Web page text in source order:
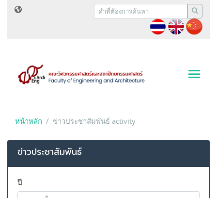
หน้าหลัก ข่าวประชาสัมพันธ์ activity
ข่าวประชาสัมพันธ์
ปี